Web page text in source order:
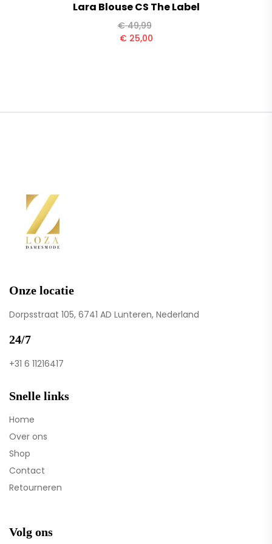
Lara Blouse CS The Label
€49,99
€25,00
Onze locatie
Dorpsstraat 105, 6741 AD Lunteren, Nederland
24/7
+31 6 11216417
Snelle links
Home
Over ons
Shop
Contact
Retourneren
Volg ons